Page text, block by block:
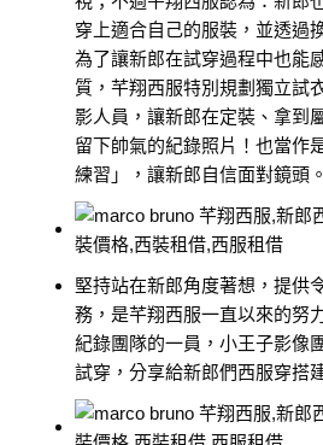
穿上適合自己的服裝，並透過
為了讓新郎在試穿過程中也能
質，芊翔西服特別規劃獨立試
影人員，讓新郎在定裝、拿到
留下帥氣的紀錄照片！也當作
練習」，讓新郎自信面對鏡頭。
堅持站在新郎角度著想，提供
務，是芊翔西服一直以來的努
紀錄團隊的一員，小王子影像
試穿，分享給新郎們西服穿搭